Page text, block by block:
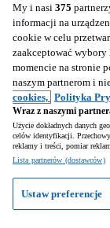
Duda-Cars
Leszno
Usługi finansowe
Naprawy
My i nasi 375
informacji na
cookie w celu
zaakceptować
momencie na stronie
naszym partnerom i
cookies, Polityka
Wraz z naszymi
Użycie dokładnych danych
celów identyfikacji.
reklamy i treści, pomiar
Lista partnerów (dostawców)
Ustaw preferencje